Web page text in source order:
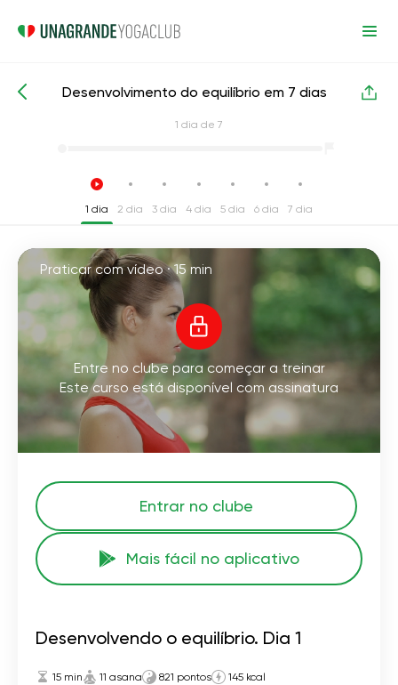
Cursos de yoga intensivos Equilíbrio
Desenvolvimento do equilíbrio em 7 dias
1 dia de 7
1 dia 2 dia 3 dia 4 dia 5 dia 6 dia 7 dia
Praticar com vídeo ·15 min
Entre no clube para começar a treinar
Este curso está disponível com assinatura
Entrar no clube
Mais fácil no aplicativo
Desenvolvendo o equilíbrio. Dia 1
15 min 11 asana 821 pontos 145 kcal